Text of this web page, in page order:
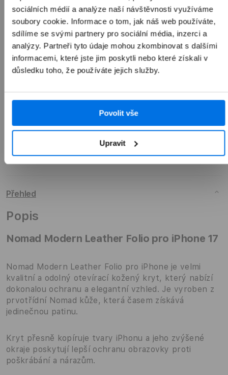
sociálních médií a analýze naší návštěvnosti využíváme
soubory cookie. Informace o tom, jak náš web používáte,
sdílíme se svými partnery pro sociální média, inzerci a
analýzy. Partneři tyto údaje mohou zkombinovat s dalšími
informacemi, které jste jim poskytli nebo které získali v
důsledku toho, že používáte jejich služby.
Povolit vše
Upravit
1 990 Kč
Přidat do košíku
Přehled
Popis
Nomad Modern Leather Folio pro iPhone 17
Nomad Modern Leather Folio pro iPhone je velmi
kvalitní a odolný otevírací kožený kryt, který nabízí
dokonalou ochranu a elegantní vzhled. Je vyroben z
prvotřídní Nomad kůže, která časem získává
jedinečnou patinu.
Kryt přesně kopíruje tvary iPhonu a jeho zvýšené
okraje poskytují lepší ochranu obrazovky proti
poškrábání a nárazům.